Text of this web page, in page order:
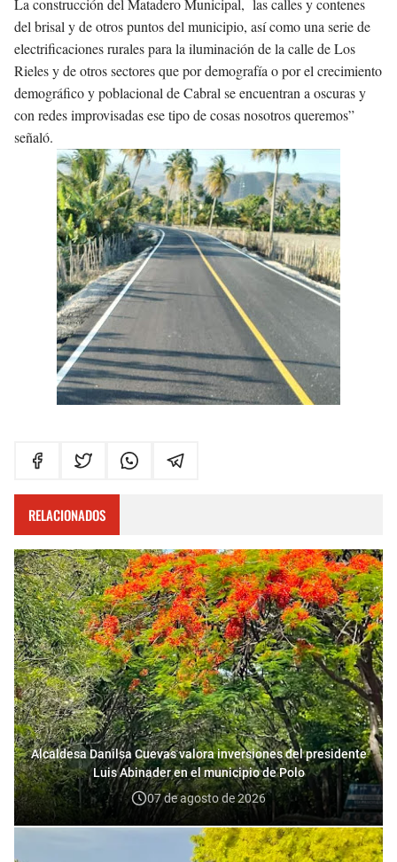
La construcción del Matadero Municipal, las calles y contenes
del brisal y de otros puntos del municipio, así como una serie de
electrificaciones rurales para la iluminación de la calle de Los
Rieles y de otros sectores que por demografía o por el crecimiento
demográfico y poblacional de Cabral se encuentran a oscuras y
con redes improvisadas ese tipo de cosas nosotros queremos”
señaló.
RELACIONADOS
Alcaldesa Danilsa Cuevas valora inversiones del presidente
Luis Abinader en el municipio de Polo
07 de agosto de 2026